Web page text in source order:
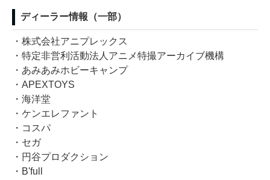
ディーラー情報（一部）
・株式会社アニプレックス
・特定非営利活動法人アニメ特撮アーカイブ機構
・あみあみホビーキャンプ
・APEXTOYS
・海洋堂
・ケンエレファント
・コスパ
・セガ
・円谷プロダクション
・B'full